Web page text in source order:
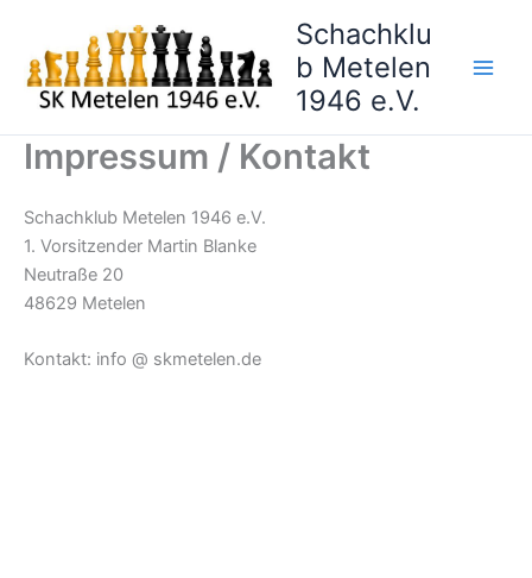
springen
Schachklu
b Metelen
1946 e.V.
Impressum / Kontakt
Schachklub Metelen 1946 e.V.
1. Vorsitzender Martin Blanke
Neutraße 20
48629 Metelen
Kontakt: info @ skmetelen.de